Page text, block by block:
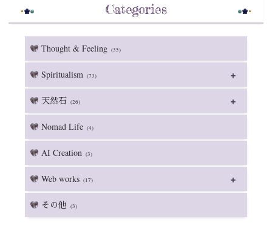
Categories
Thought & Feeling (35)
Spiritualism (73)
天然石 (26)
Nomad Life (4)
AI Creation (3)
Web works (17)
その他 (3)